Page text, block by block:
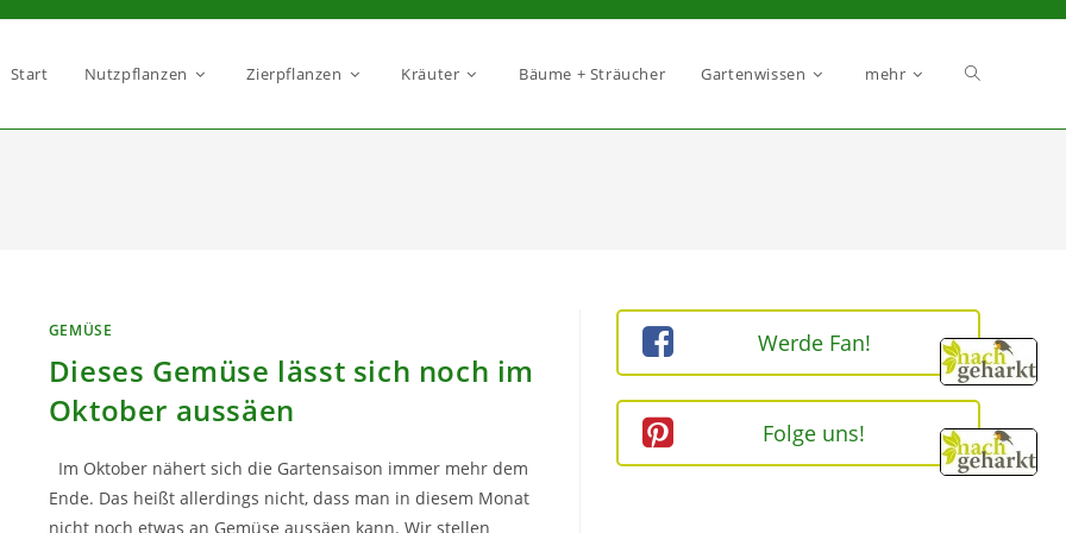
Start Nutzpflanzen Zierpflanzen Kräuter Bäume + Sträucher Gartenwissen mehr
GEMÜSE
Dieses Gemüse lässt sich noch im
Oktober aussäen
Im Oktober nähert sich die Gartensaison immer mehr dem
Ende. Das heißt allerdings nicht, dass man in diesem Monat
nicht noch etwas an Gemüse aussäen kann. Wir stellen
Werde Fan!
Folge uns!